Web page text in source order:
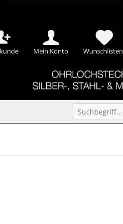
Mein Konto Wunschlisten